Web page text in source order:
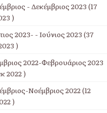
- Δεκέμβριος 2023 (17
)
2023- - Ιούνιος 2023(37
)
2022-Φεβρουάριος 2023
2022 )
Νοέμβριος 2022(12
)